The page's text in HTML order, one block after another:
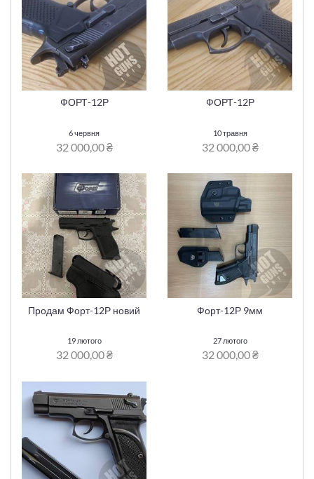
ФОРТ-12Р
6 червня
32 000,00 ₴
ФОРТ-12Р
10 травня
32 000,00 ₴
Продам Форт-12Р новий
19 лютого
32 000,00 ₴
Форт-12Р 9мм
27 лютого
32 000,00 ₴